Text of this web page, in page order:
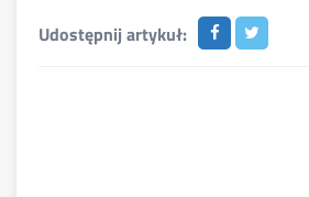
Udostępnij artykuł: